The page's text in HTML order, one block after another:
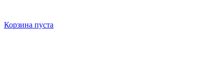
Корзина пуста